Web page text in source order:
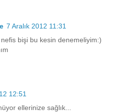
7 Aralık 2012 11:31
bişi bu kesin denemeliyim:)
12:51
ellerinize sağlık...